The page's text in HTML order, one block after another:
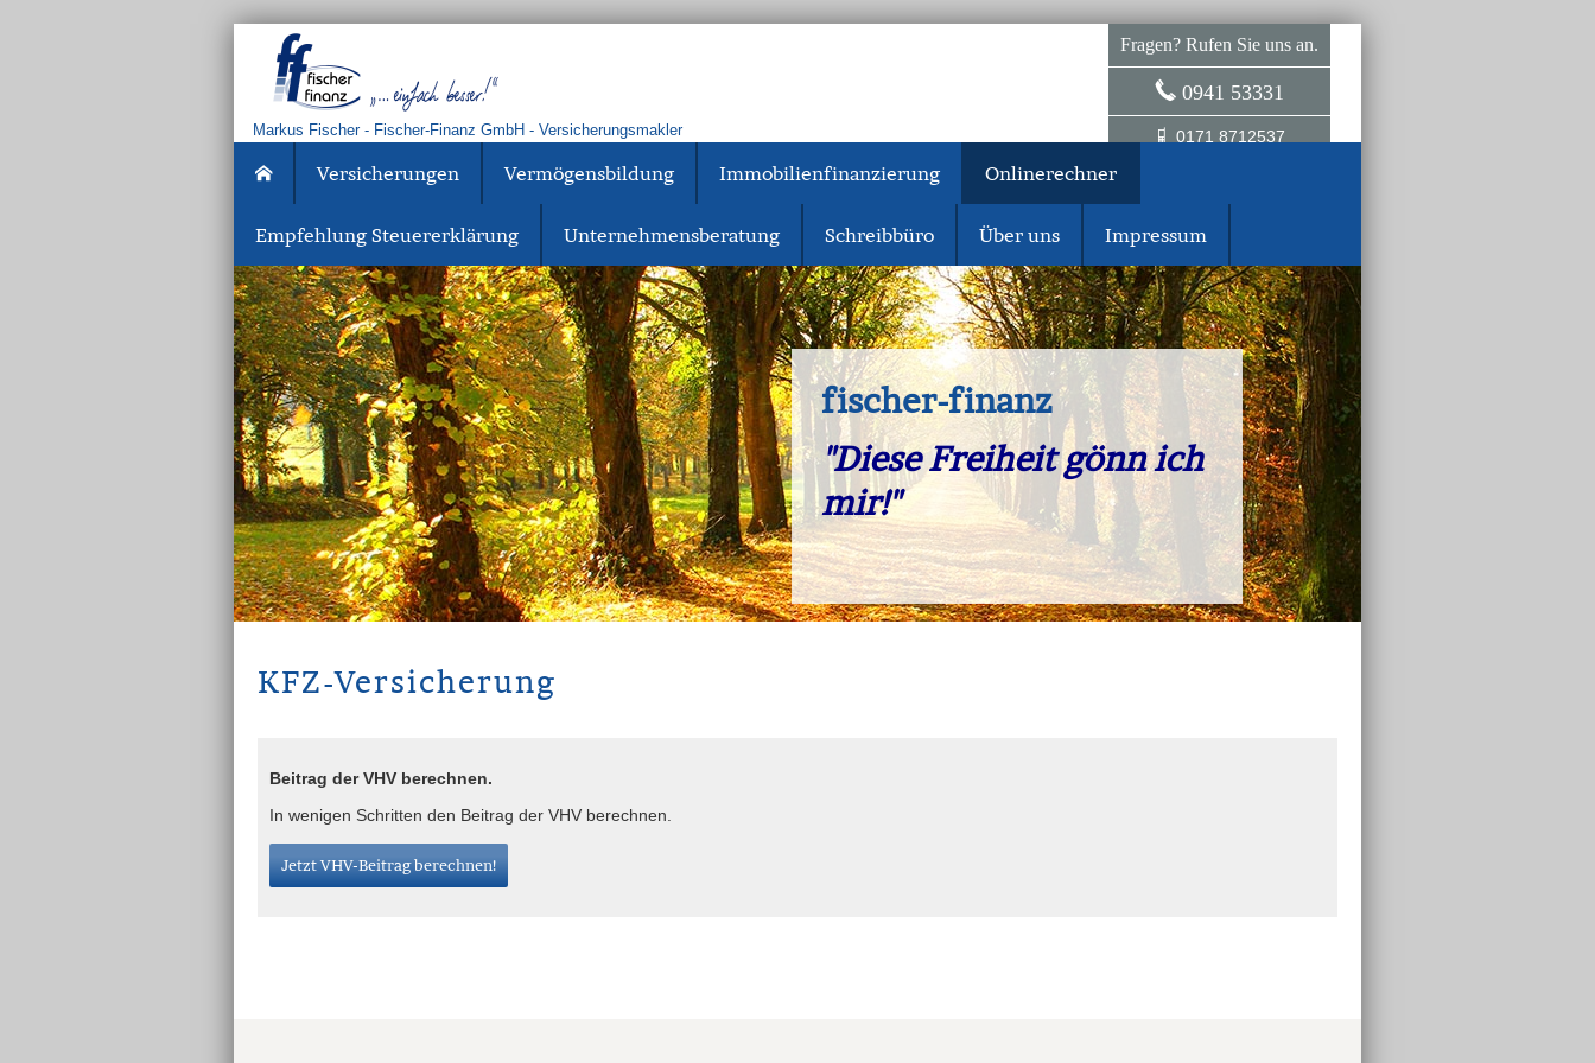
Versicherungen Vermögensbildung Immobilienfinanzierung Onlinerechner
Empfehlung Steuererklärung Unternehmensberatung Schreibbüro Über uns Impressum
Markus Fischer - Fischer-Finanz GmbH - Ver­sicherungs­makler
Fragen? Rufen Sie uns an.
0941 53331
0171 8712537
fischer-finanz
"Diese Freiheit gönn ich
mir!"
KFZ-Versicherung
Beitrag der VHV berechnen.
In wenigen Schritten den Beitrag der VHV berechnen.
Jetzt VHV-Beitrag berechnen!